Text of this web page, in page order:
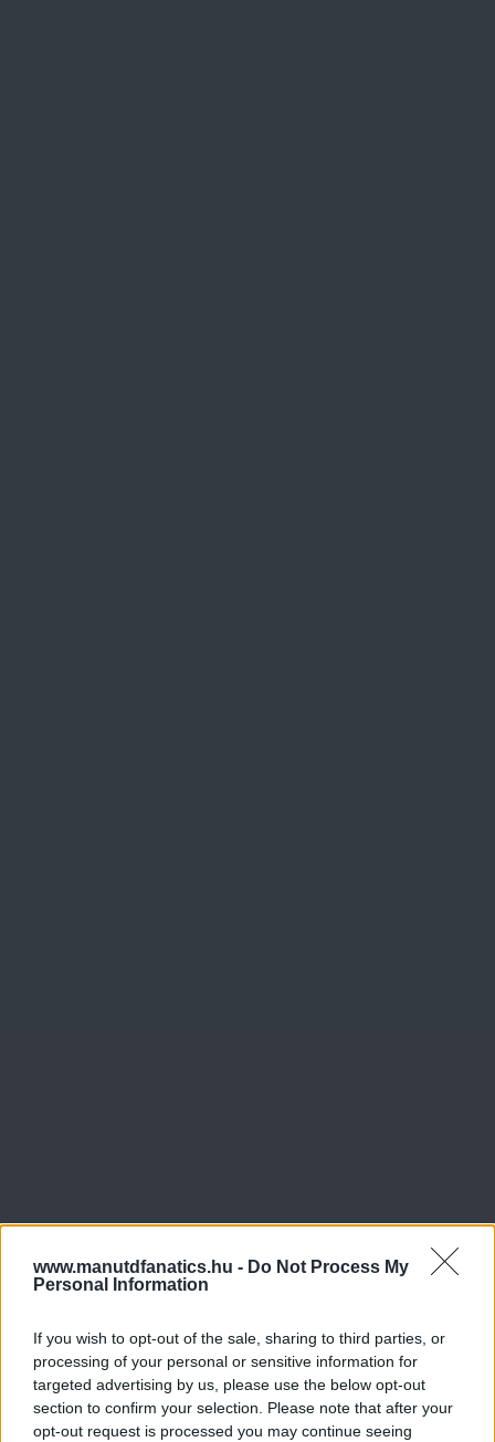
www.manutdfanatics.hu - Do Not Process My
Personal Information
If you wish to opt-out of the sale, sharing to third parties, or
processing of your personal or sensitive information for
targeted advertising by us, please use the below opt-out
section to confirm your selection. Please note that after your
opt-out request is processed you may continue seeing
Meccs Center